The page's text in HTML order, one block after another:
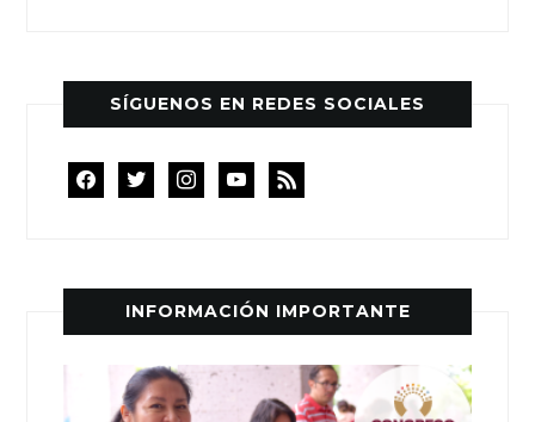
SÍGUENOS EN REDES SOCIALES
facebooktwitterinstagramyoutube
rss
INFORMACIÓN IMPORTANTE